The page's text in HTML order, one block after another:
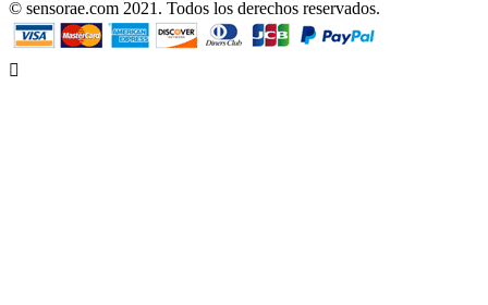
© sensorae.com 2021. Todos los derechos reservados.
